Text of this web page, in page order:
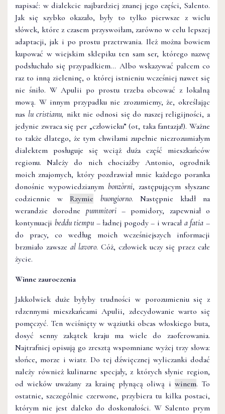
napisać: w dialekcie najbardziej znanej jego części, Salento.
Jak się szybko okazało, były to tylko pierwsze z wielu
słówek, które z czasem przyswoiłam, zarówno w celu lepszej
adaptacji, jak i po prostu przetrwania. Ileż można bowiem
kupować w wiejskim sklepiku ten sam ser, którego nazwę
podsłuchało się przypadkiem… Albo wskazywać palcem co
raz to inną zieleninę, o której istnieniu wcześniej nawet się
nie śniło. W Apulii po prostu trzeba obcować z lokalną
mową. W innym przypadku nie zrozumiemy, że, określając
nas lu cristianu, nikt nie odnosi się do naszej religijności, a
jedynie zwraca się per „człowieku” (ot, taka fantazja!). Ważne
to także dlatego, że tym chwilami zupełnie niezrozumiałym
dialektem posługuje się wciąż duża część mieszkańców
regionu. Należy do nich chociażby Antonio, ogrodnik
moich znajomych, który pozdrawiał mnie każdego poranka
donośnie wypowiedzianym bonzòrni, zastępującym słyszane
codziennie w Rzymie buongiorno. Następnie kładł na
werandzie dorodne pummitori– pomidory, zapewniał o
kontynuacji beddu tiempu – ładnej pogody – i wracał a fatia –
do pracy, co według moich wcześniejszych informacji
brzmiało zawsze al lavoro. Cóż, człowiek uczy się przez całe
życie.
Winne zauroczenia
Jakkolwiek duże byłyby trudności w porozumieniu się z
rdzennymi mieszkańcami Apulii, zdecydowanie warto się
pomęczyć. Ten wciśnięty w wąziutki obcas włoskiego buta,
dosyć senny zakątek kraju ma wiele do zaoferowania.
Najtrafniej opisują go zresztą wspomniane wyżej trzy słowa:
słońce, morze i wiatr. Do tej dźwięcznej wyliczanki dodać
należy również kulinarne specjały, z których słynie region,
od wieków uważany za krainę płynącą oliwą i winem. To
ostatnie, szczególnie czerwone, przybiera tu kilka postaci,
którym nie jest daleko do doskonałości. W Salento prym